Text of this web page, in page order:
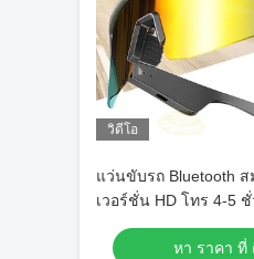
วิดีโอ
แว่นขับรถ Bluetooth ส
เวอร์ชั่น HD โทร 4-5
แบตเตอรี่สําหรับเกมส์
วิ่ง / ตกปลา หา ราคา ที่